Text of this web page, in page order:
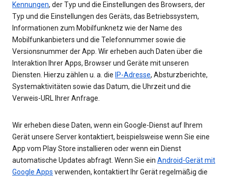
Kennungen, der Typ und die Einstellungen des Browsers, der
Typ und die Einstellungen des Geräts, das Betriebssystem,
Informationen zum Mobilfunknetz wie der Name des
Mobilfunkanbieters und die Telefonnummer sowie die
Versionsnummer der App. Wir erheben auch Daten über die
Interaktion Ihrer Apps, Browser und Geräte mit unseren
Diensten. Hierzu zählen u. a. die IP-Adresse, Absturzberichte,
Systemaktivitäten sowie das Datum, die Uhrzeit und die
Verweis-URL Ihrer Anfrage.
Wir erheben diese Daten, wenn ein Google-Dienst auf Ihrem
Gerät unsere Server kontaktiert, beispielsweise wenn Sie eine
App vom Play Store installieren oder wenn ein Dienst
automatische Updates abfragt. Wenn Sie ein Android-Gerät mit
Google Apps verwenden, kontaktiert Ihr Gerät regelmäßig die